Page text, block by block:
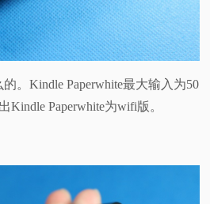
。Kindle Paperwhite最大输入为50
Kindle Paperwhite为wifi版。